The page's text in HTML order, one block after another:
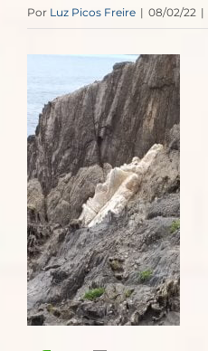
Por Luz Picos Freire | 08/02/22 |